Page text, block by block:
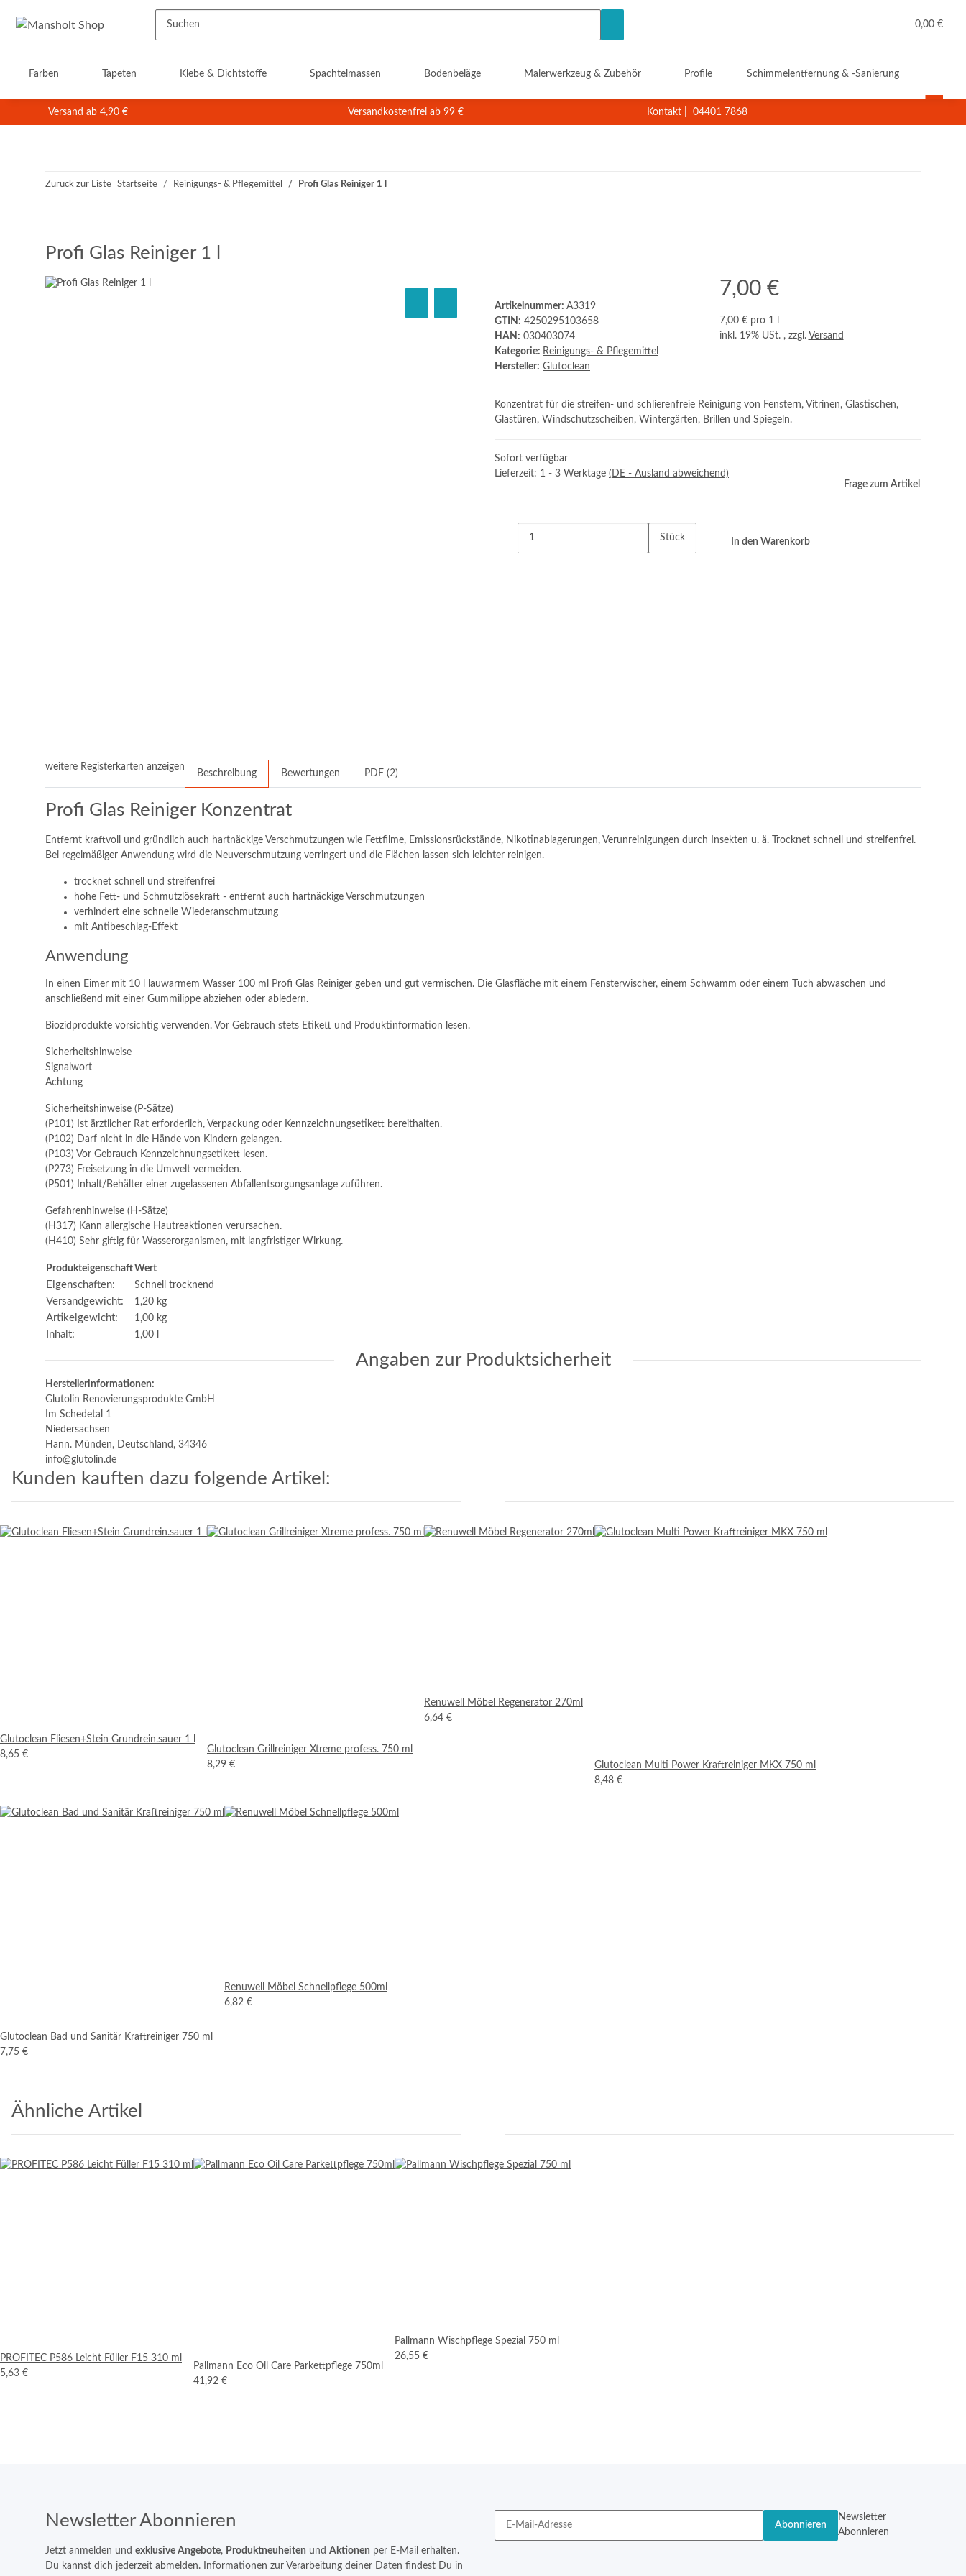
0,00 €
Farben Tapeten Klebe & Dichtstoffe Spachtelmassen Bodenbeläge Malerwerkzeug & Zubehör Profile Schimmelentfernung & -Sanierung
Versand ab 4,90 € Versandkostenfrei ab 99 € Kontakt 04401 7868
Zurück zur Liste Startseite Reinigungs- & Pflegemittel Profi Glas Reiniger 1 l
Profi Glas Reiniger 1 l
Artikelnummer: A3319
GTIN: 4250295103658
HAN: 030403074
Kategorie: Reinigungs- & Pflegemittel
Hersteller: Glutoclean
7,00 €
7,00 € pro 1 l
inkl. 19% USt. , zzgl. Versand
Konzentrat für die streifen- und schlierenfreie Reinigung von Fenstern, Vitrinen, Glastischen,
Glastüren, Windschutzscheiben, Wintergärten, Brillen und Spiegeln.
Sofort verfügbar
Lieferzeit: 1 - 3 Werktage (DE - Ausland abweichend)
Frage zum Artikel
Stück In den Warenkorb
weitere Registerkarten anzeigen
Beschreibung Bewertungen PDF (2)
Profi Glas Reiniger Konzentrat
Entfernt kraftvoll und gründlich auch hartnäckige Verschmutzungen wie Fettfilme, Emissionsrückstände, Nikotinablagerungen, Verunreinigungen durch Insekten u. ä. Trocknet schnell und streifenfrei.
Bei regelmäßiger Anwendung wird die Neuverschmutzung verringert und die Flächen lassen sich leichter reinigen.
trocknet schnell und streifenfrei
hohe Fett- und Schmutzlösekraft - entfernt auch hartnäckige Verschmutzungen
verhindert eine schnelle Wiederanschmutzung
mit Antibeschlag-Effekt
Anwendung
In einen Eimer mit 10 l lauwarmem Wasser 100 ml Profi Glas Reiniger geben und gut vermischen. Die Glasfläche mit einem Fensterwischer, einem Schwamm oder einem Tuch abwaschen und
anschließend mit einer Gummilippe abziehen oder abledern.
Biozidprodukte vorsichtig verwenden. Vor Gebrauch stets Etikett und Produktinformation lesen.
Sicherheitshinweise
Signalwort
Achtung
Sicherheitshinweise (P-Sätze)
(P101) Ist ärztlicher Rat erforderlich, Verpackung oder Kennzeichnungsetikett bereithalten.
(P102) Darf nicht in die Hände von Kindern gelangen.
(P103) Vor Gebrauch Kennzeichnungsetikett lesen.
(P273) Freisetzung in die Umwelt vermeiden.
(P501) Inhalt/Behälter einer zugelassenen Abfallentsorgungsanlage zuführen.
Gefahrenhinweise (H-Sätze)
(H317) Kann allergische Hautreaktionen verursachen.
(H410) Sehr giftig für Wasserorganismen, mit langfristiger Wirkung.
ProdukteigenschaftWert
Eigenschaften: Schnell trocknend
Versandgewicht: 1,20 kg
Artikelgewicht: 1,00 kg
Inhalt: 1,00 l
Angaben zur Produktsicherheit
Herstellerinformationen:
Glutolin Renovierungsprodukte GmbH
Im Schedetal 1
Niedersachsen
Hann. Münden, Deutschland, 34346
info@glutolin.de
Kunden kauften dazu folgende Artikel:
Glutoclean Fliesen+Stein Grundrein.sauer 1 l
8,65 €
Glutoclean Grillreiniger Xtreme profess. 750 ml
8,29 €
Renuwell Möbel Regenerator 270ml
6,64 €
Glutoclean Multi Power Kraftreiniger MKX 750 ml
8,48 €
Glutoclean Bad und Sanitär Kraftreiniger 750 ml
7,75 €
Renuwell Möbel Schnellpflege 500ml
6,82 €
Ähnliche Artikel
PROFITEC P586 Leicht Füller F15 310 ml
5,63 €
Pallmann Eco Oil Care Parkettpflege 750ml
41,92 €
Pallmann Wischpflege Spezial 750 ml
26,55 €
Newsletter Abonnieren
Jetzt anmelden und exklusive Angebote, Produktneuheiten und Aktionen per E-Mail erhalten.
Du kannst dich jederzeit abmelden. Informationen zur Verarbeitung deiner Daten findest Du in
Abonnieren
Newsletter
Abonnieren